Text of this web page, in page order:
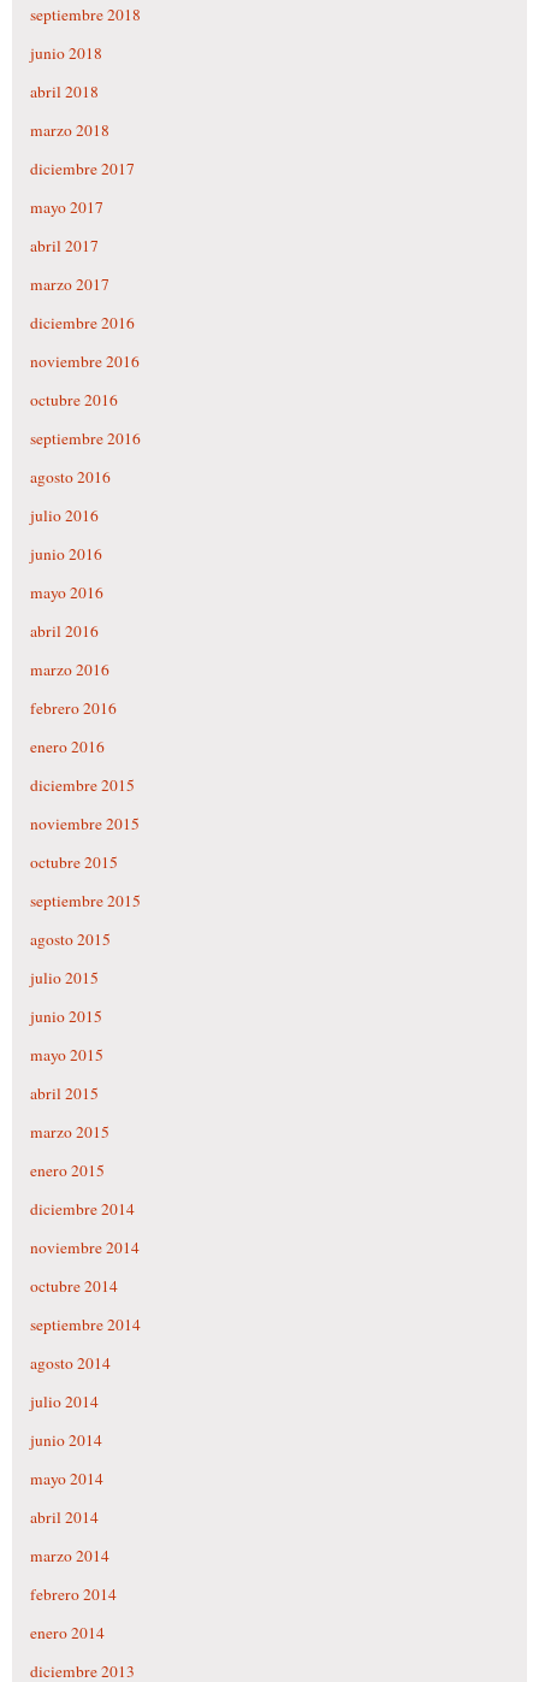
septiembre 2018
junio 2018
abril 2018
marzo 2018
diciembre 2017
mayo 2017
abril 2017
marzo 2017
diciembre 2016
noviembre 2016
octubre 2016
septiembre 2016
agosto 2016
julio 2016
junio 2016
mayo 2016
abril 2016
marzo 2016
febrero 2016
enero 2016
diciembre 2015
noviembre 2015
octubre 2015
septiembre 2015
agosto 2015
julio 2015
junio 2015
mayo 2015
abril 2015
marzo 2015
enero 2015
diciembre 2014
noviembre 2014
octubre 2014
septiembre 2014
agosto 2014
julio 2014
junio 2014
mayo 2014
abril 2014
marzo 2014
febrero 2014
enero 2014
diciembre 2013